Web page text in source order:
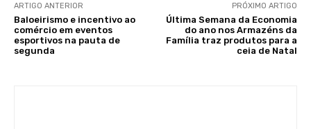
ARTIGO ANTERIOR
Baloeirismo e incentivo ao
comércio em eventos
esportivos na pauta de
segunda
PRÓXIMO ARTIGO
Última Semana da Economia
do ano nos Armazéns da
Família traz produtos para a
ceia de Natal